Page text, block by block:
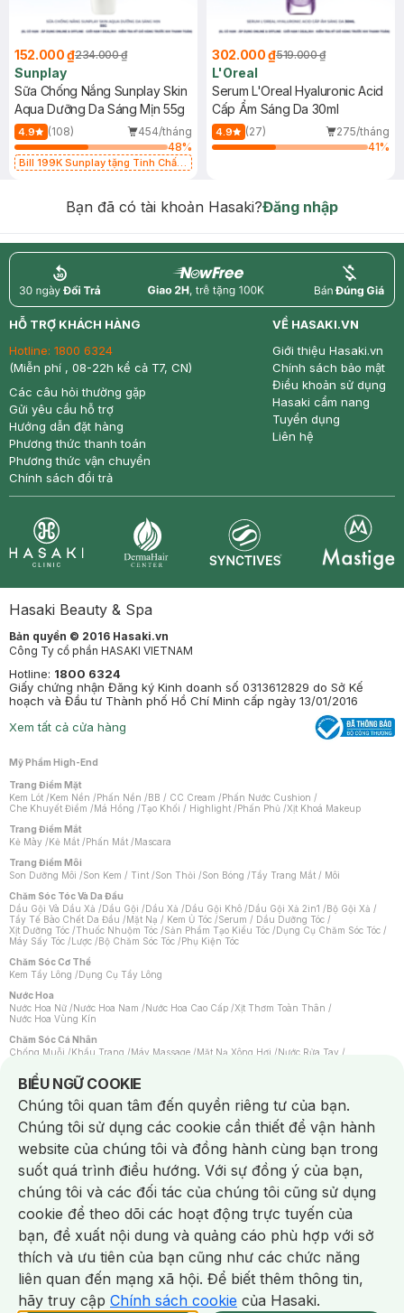
152.000 ₫234.000 ₫
Sunplay
Sữa Chống Nắng Sunplay Skin
Aqua Dưỡng Da Sáng Mịn 55g
4.9 (108)
454/tháng
48%
Bill 199K Sunplay tặng Tinh Chất
302.000 ₫519.000 ₫
L'Oreal
Serum L'Oreal Hyaluronic Acid
Cấp Ẩm Sáng Da 30ml
4.9 (27)
275/tháng
41%
NowFree 2H Giao Nhanh Miễn Phí 2H Xem chi tiết
Bạn đã có tài khoản Hasaki?Đăng nhập
return nowfree price
HỖ TRỢ KHÁCH HÀNG
Hotline: 1800 6324
(Miễn phí , 08-22h kể cả T7, CN)
Các câu hỏi thường gặp
Gửi yêu cầu hỗ trợ
Hướng dẫn đặt hàng
Phương thức thanh toán
Phương thức vận chuyển
Chính sách đổi trả
VỀ HASAKI.VN
Giới thiệu Hasaki.vn
Chính sách bảo mật
Điều khoản sử dụng
Hasaki cẩm nang
Tuyển dụng
Liên hệ
Hasaki Beauty & Spa
Bản quyền © 2016 Hasaki.vn
Công Ty cổ phần HASAKI VIETNAM
Hotline: 1800 6324
Giấy chứng nhận Đăng ký Kinh doanh số 0313612829 do Sở Kế
hoạch và Đầu tư Thành phố Hồ Chí Minh cấp ngày 13/01/2016
Xem tất cả cửa hàng
Mỹ Phẩm High-End
Trang Điểm Mặt
Kem Lót /Kem Nền /Phấn Nền /BB / CC Cream /Phấn Nước Cushion /
Che Khuyết Điểm /Má Hồng /Tạo Khối / Highlight /Phấn Phủ /Xịt Khoá Makeup
Trang Điểm Mắt
Kẻ Mày /Kẻ Mắt /Phấn Mắt /Mascara
Trang Điểm Môi
Son Dưỡng Môi /Son Kem / Tint /Son Thỏi /Son Bóng /Tẩy Trang Mắt / Môi
Chăm Sóc Tóc Và Da Đầu
Dầu Gội Và Dầu Xả /Dầu Gội /Dầu Xả /Dầu Gội Khô /Dầu Gội Xả 2in1 /Bộ Gội Xả /
Tẩy Tế Bào Chết Da Đầu /Mặt Nạ / Kem Ủ Tóc /Serum / Dầu Dưỡng Tóc /
Xịt Dưỡng Tóc /Thuốc Nhuộm Tóc /Sản Phẩm Tạo Kiểu Tóc /Dụng Cụ Chăm Sóc Tóc /
Máy Sấy Tóc /Lược /Bộ Chăm Sóc Tóc /Phụ Kiện Tóc
Chăm Sóc Cơ Thể
Kem Tẩy Lông /Dụng Cụ Tẩy Lông
Nước Hoa
Nước Hoa Nữ /Nước Hoa Nam /Nước Hoa Cao Cấp /Xịt Thơm Toàn Thân /
Nước Hoa Vùng Kín
Chăm Sóc Cá Nhân
Chống Muỗi /Khẩu Trang /Máy Massage /Mặt Nạ Xông Hơi /Nước Rửa Tay /
Hỗ Trợ Trắng Răng
Tăm / Chỉ Nha Khoa/Xịt Thơm Miệng
Băng Vệ Sinh Tampon
Máy Cạo Râu
Vấn Đề Về Da
Da Dầu / Lỗ Chân Lông To
Da Khô / Mất Nước
Da Nhạy Cảm / Kích Ứng/ Da Xỉn Màu/ Thâm / Nám / Tàn Nhang/
Quầng Thâm & Bọng Mắt
Sẹo
Dụng Cụ / Phụ Kiện Chăm Sóc Da
Bông Tẩy Trang
Khăn Lau Mặt Khô/Dụng Cụ / Máy Rửa Mặt /Máy Chăm Sóc Da/
Dụng Cụ Chăm Sóc Khác
BIỂU NGỮ COOKIE
Notice about cookies usage
Chúng tôi quan tâm đến quyền riêng tư của bạn.
Chúng tôi sử dụng các cookie cần thiết để vận hành
website của chúng tôi và đồng hành cùng bạn trong
suốt quá trình điều hướng. Với sự đồng ý của bạn,
chúng tôi và các đối tác của chúng tôi cũng sử dụng
cookie để theo dõi các hoạt động trực tuyến của
bạn, đề xuất nội dung và quảng cáo phù hợp với sở
thích và ưu tiên của bạn cũng như các chức năng
liên quan đến mạng xã hội. Để biết thêm thông tin,
hãy truy cập Chính sách cookie của Hasaki.